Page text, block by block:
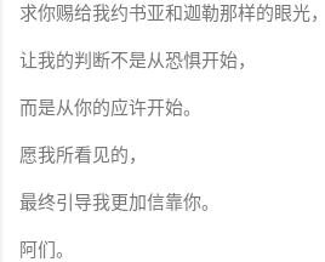
求你赐给我约书亚和迦勒那样的眼光，
让我的判断不是从恐惧开始，
而是从你的应许开始。
愿我所看见的，
最终引导我更加信靠你。
阿们。